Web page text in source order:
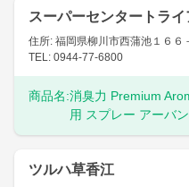
スーパーセンタートラ
住所: 福岡県柳川市西蒲池１６６
TEL: 0944-77-6800
商品名:消臭力 Premium
用 スプレー アーバ
ツルハ草香江